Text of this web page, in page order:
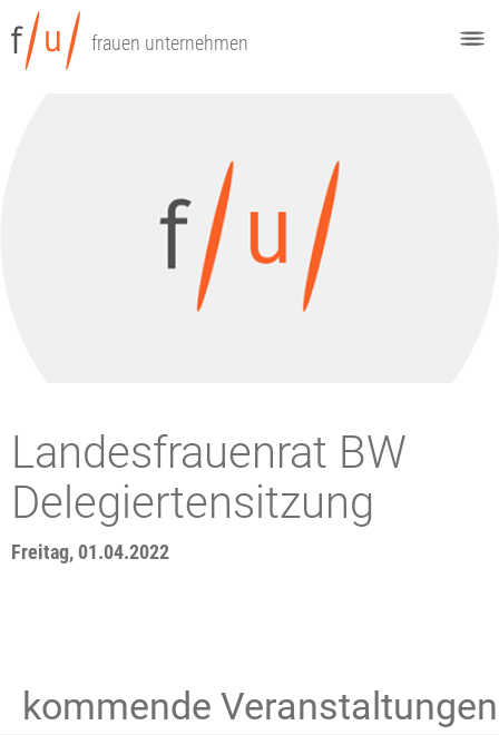
frauen unternehmen
Landesfrauenrat BW
Delegiertensitzung
Freitag, 01.04.2022
kommende Veranstaltungen